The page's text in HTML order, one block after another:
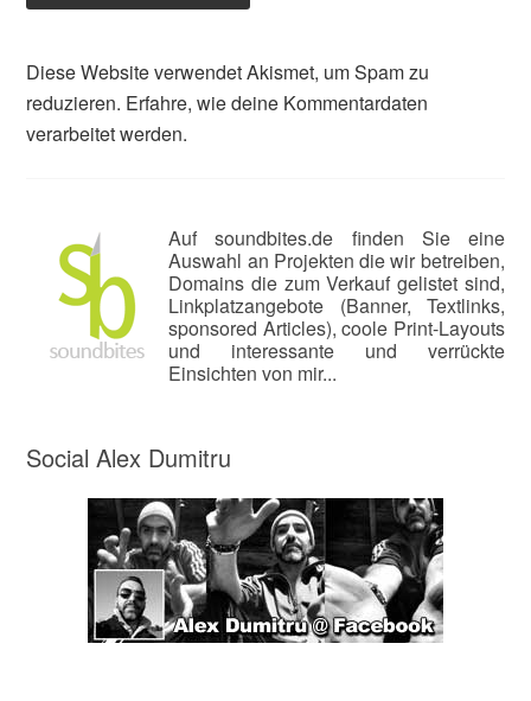
Diese Website verwendet Akismet, um Spam zu
reduzieren. Erfahre, wie deine Kommentardaten
verarbeitet werden.
Auf soundbites.de finden Sie eine
Auswahl an Projekten die wir betreiben,
Domains die zum Verkauf gelistet sind,
Linkplatzangebote (Banner, Textlinks,
sponsored Articles), coole Print-Layouts
und interessante und verrückte
Einsichten von mir...
Social Alex Dumitru